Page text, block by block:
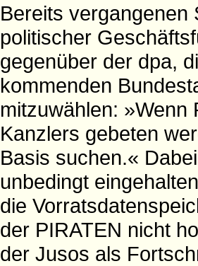
Bereits vergangenen
politischer
gegenüber der dpa,
kommenden
mitzuwählen: »Wenn
Kanzlers gebeten
Basis suchen.«
unbedingt
die
der PIRATEN nicht
der Jusos als